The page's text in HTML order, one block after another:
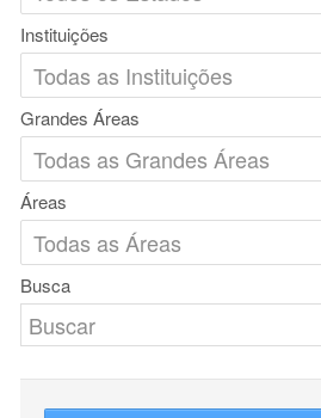
Instituições
Grandes Áreas
Áreas
Busca